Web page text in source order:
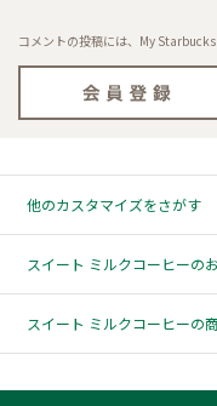
コメントの投稿には、My Starbucks
他のカスタマイズをさがす
スイート ミルクコーヒーの
スイート ミルクコーヒーの